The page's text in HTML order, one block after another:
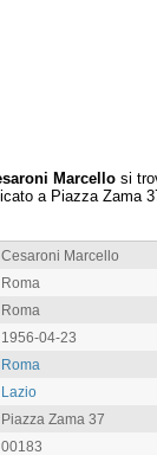
Marcello si
a Piazza Zama
Cesaroni Marcello
Roma
Roma
1956-04-23
Roma
Lazio
Piazza Zama 37
00183